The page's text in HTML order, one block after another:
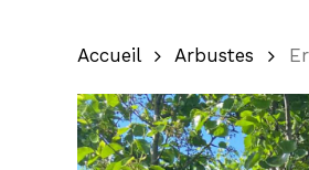
Accueil Arbustes